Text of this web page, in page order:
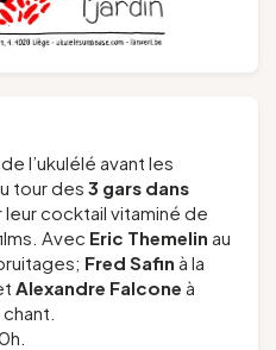
l’ukulélé avant les
tour des 3 gars dans
cocktail vitaminé de
Avec Eric Themelin au
Fred Safin à la
Alexandre Falcone à